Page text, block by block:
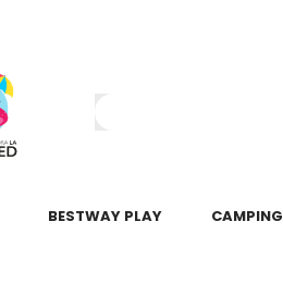
BESTWAY PLAY CAMPING